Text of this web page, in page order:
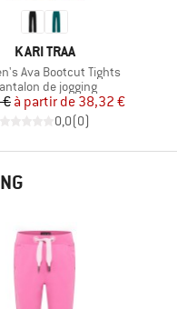
MARQUE
KARI TRAA
Ava Bootcut Tights
group
de jogging
Prix
€ Prix réduit
à partir de 38,32 €
0,0(0)